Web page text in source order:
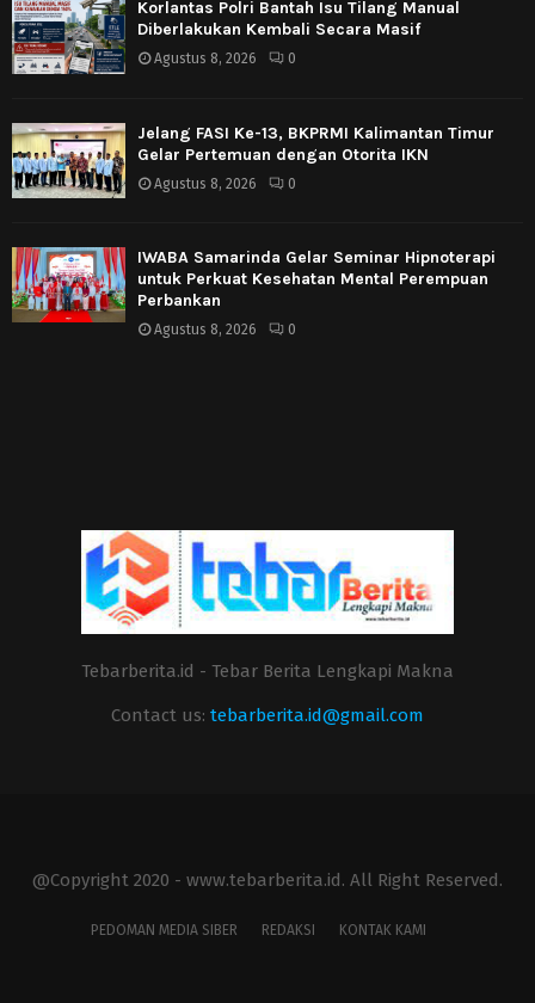
Korlantas Polri Bantah Isu Tilang Manual
Diberlakukan Kembali Secara Masif
Agustus 8, 2026 0
Jelang FASI Ke-13, BKPRMI Kalimantan Timur
Gelar Pertemuan dengan Otorita IKN
Agustus 8, 2026 0
IWABA Samarinda Gelar Seminar Hipnoterapi
untuk Perkuat Kesehatan Mental Perempuan
Perbankan
Agustus 8, 2026 0
Tebarberita.id - Tebar Berita Lengkapi Makna
Contact us: tebarberita.id@gmail.com
@Copyright 2020 - www.tebarberita.id. All Right Reserved.
PEDOMAN MEDIA SIBER REDAKSI KONTAK KAMI